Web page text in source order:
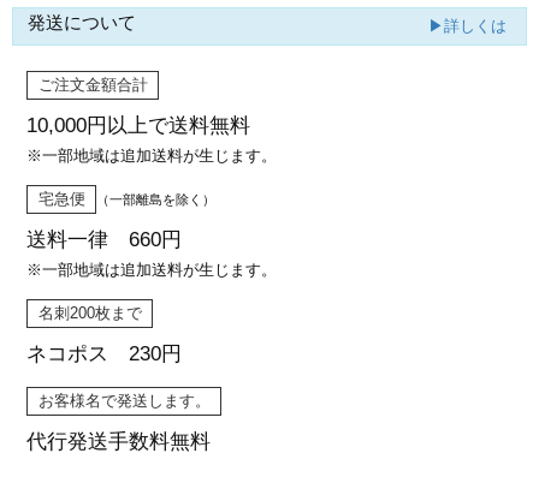
発送について ▶詳しくは
ご注文金額合計
10,000円以上で送料無料
※一部地域は追加送料が生じます。
宅急便 （一部離島を除く）
送料一律 660円
※一部地域は追加送料が生じます。
名刺200枚まで
ネコポス 230円
お客様名で発送します。
代行発送手数料無料